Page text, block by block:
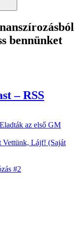
bennünket
– RSS
az első GM
Lájf! (Saját
#2